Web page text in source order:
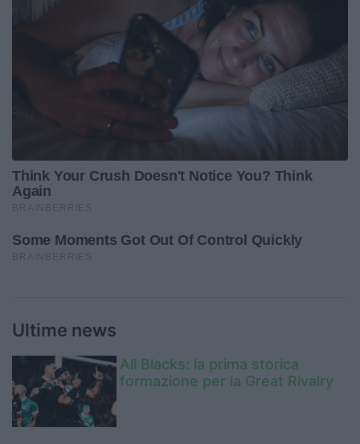
Ultime news
All Blacks: la prima storica
formazione per la Great Rivalry